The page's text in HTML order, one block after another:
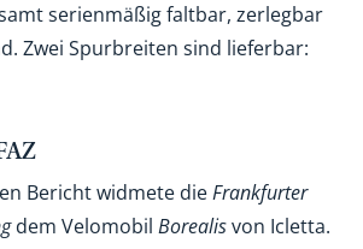
serienmäßig faltbar, zerlegbar
Zwei Spurbreiten sind lieferbar:
Bericht widmete dieFrankfurter
dem Velomobil Borealisvon Icletta.